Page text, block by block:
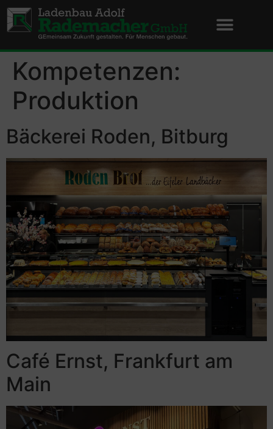
Kompetenzen:
Produktion
Bäckerei Roden, Bitburg
Café Ernst, Frankfurt am
Main